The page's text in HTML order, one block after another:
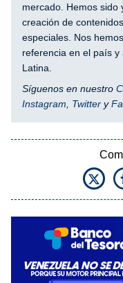
mercado. Hemos sido
creación de
especiales. Nos
referencia en el país y
Latina.
Síguenos en nuestro
Instagram
Twitter y